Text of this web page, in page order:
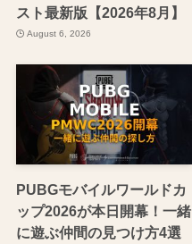
スト最新版【2026年8月】
August 6, 2026
PUBGモバイルワールドカ
ップ2026が本日開幕！一緒
に遊ぶ仲間の見つけ方4選